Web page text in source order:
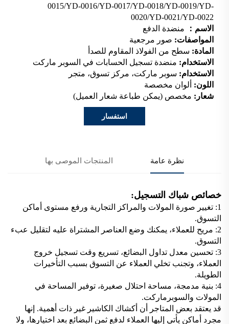
0015/YD-0016/YD-0017/YD-0018/YD-0019/YD-
0020/YD-0021/YD-0022
الاسم： منضدة الدفع
المواصفات: صور مرجعية
المادة: سطح من الفولاذ المقاوم للصدأ
الاستخدام: منضدة تسجيل الحسابات في السوبر ماركت
الاستخدام: سوبر ماركت، مركز تسوق، متجر
اللون: ألوان مخصصة
شعار: مخصص (يمكن طباعة شعار العميل)
استفسار
نظرة عامة المنتجات الموصى بها
خصائص شباك التسجيل:
1: تغيير صورة المولات والمراكز التجارية ورفع مستوى أماكن
التسوق.
2: مريح للعملاء، يمكنك وضع العناصر المشتراة عليه لتقليل عبء
التسوق.
3: تحسين معدل تداول البضائع، تسريع وقت تسجيل خروج
العملاء، وتجنب تخلي العملاء عن التسوق بسبب التأخيرات
الطويلة.
4: بنية مدمجة، مساحة احتلال صغيرة، توفير المساحة في
المولات والسوبرماركت.
قد يعتقد بعض المتاجر أن أكشاك الكاشير غير ذات أهمية. إنها
مجرد أماكن يأتي إليها العملاء لدفع ثمن البضائع بعد اختيارها، ولا